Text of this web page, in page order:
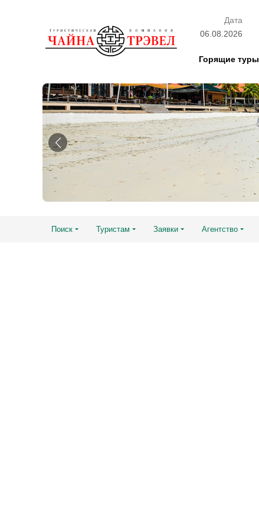
Дата
06.08.2026
Горящие туры
Поиск Туристам Заявки Агентство